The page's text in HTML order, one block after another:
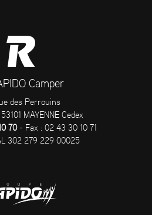
Camper
des Perrouins
MAYENNE Cedex
70- Fax : 02 43 30 10 71
302 279 229 00025